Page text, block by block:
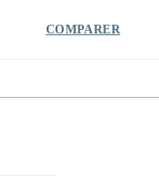
COMPARER